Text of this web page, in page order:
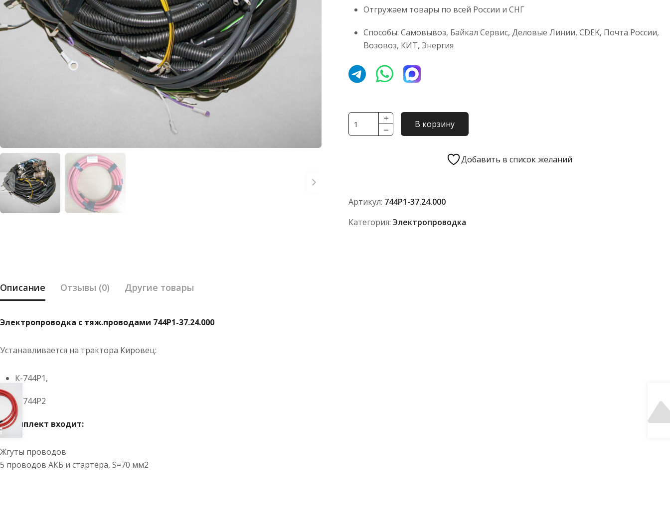
Отгружаем товары по всей России и СНГ
Способы: Самовывоз, Байкал Сервис, Деловые Линии, CDEK, Почта России,
Возовоз, КИТ, Энергия
Количество
товара
37.24.000
В корзину
Добавить в список желаний
Артикул: 744Р1-37.24.000
Категория: Электропроводка
Описание Отзывы (0) Другие товары
Электропроводка с тяж.проводами 744Р1-37.24.000
Устанавливается на трактора Кировец:
К-744Р1,
К-744Р2
в комплект входит:
Жгуты проводов
5 проводов АКБ и стартера, S=70 мм2